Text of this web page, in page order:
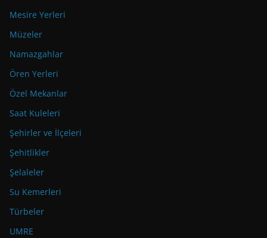
Mesire Yerleri
Müzeler
Namazgahlar
Ören Yerleri
Özel Mekanlar
Saat Kuleleri
Şehirler ve İlçeleri
Şehitlikler
Şelaleler
Su Kemerleri
Türbeler
UMRE